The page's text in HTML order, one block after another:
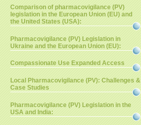
Comparison of pharmacovigilance (PV)
legislation in the European Union (EU) and
the United States (USA):
Pharmacovigilance (PV) Legislation in
Ukraine and the European Union (EU):
Compassionate Use Expanded Access
Local Pharmacovigilance (PV): Challenges &
Case Studies
Pharmacovigilance (PV) Legislation in the
USA and India: